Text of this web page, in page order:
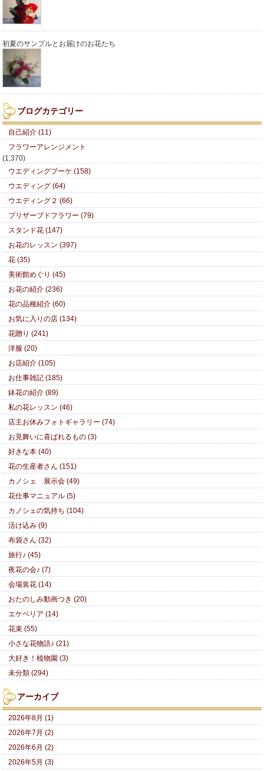
初夏のサンプルとお届けのお花たち
ブログカテゴリー
自己紹介 (11)
フラワーアレンジメント
(1,370)
ウエディングブーケ (158)
ウエディング (64)
ウエディング２ (66)
プリザーブドフラワー (79)
スタンド花 (147)
お花のレッスン (397)
花 (35)
美術館めぐり (45)
お花の紹介 (236)
花の品種紹介 (60)
お気に入りの店 (134)
花贈り (241)
洋服 (20)
お店紹介 (105)
お仕事雑記 (185)
鉢花の紹介 (89)
私の花レッスン (46)
店主お休みフォトギャラリー (74)
お見舞いに喜ばれるもの (3)
好きな本 (40)
花の生産者さん (151)
カノシェ 展示会 (49)
花仕事マニュアル (5)
カノシェの気持ち (104)
活け込み (9)
布袋さん (32)
旅行♪ (45)
夜花の会♪ (7)
会場装花 (14)
おたのしみ動画つき (20)
エケベリア (14)
花束 (55)
小さな花物語♪ (21)
大好き！植物園 (3)
未分類 (294)
アーカイブ
2026年8月 (1)
2026年7月 (2)
2026年6月 (2)
2026年5月 (3)